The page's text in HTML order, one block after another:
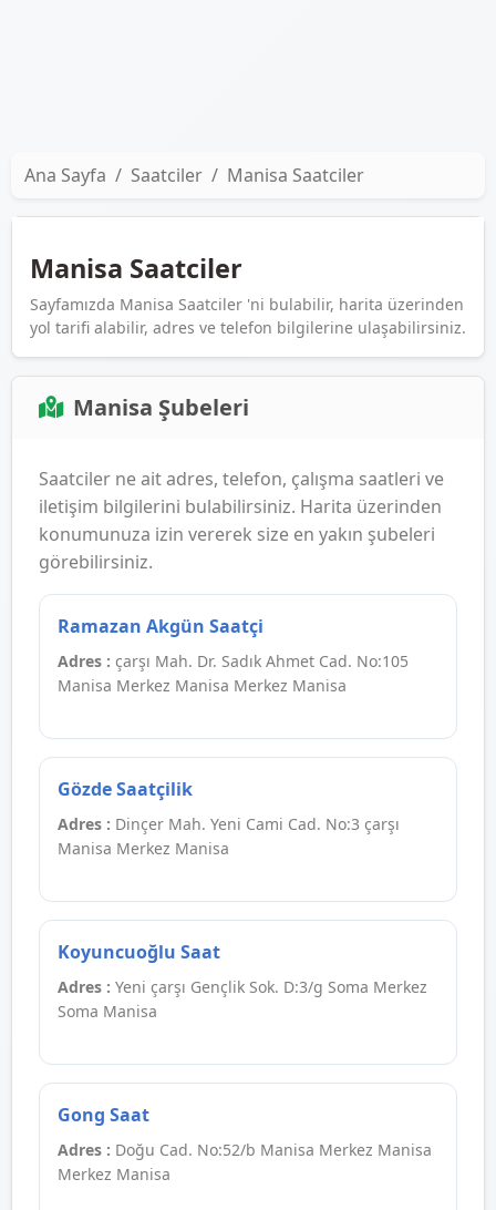
Ana Sayfa Saatciler Manisa Saatciler
Manisa Saatciler
Sayfamızda Manisa Saatciler 'ni bulabilir, harita üzerinden
yol tarifi alabilir, adres ve telefon bilgilerine ulaşabilirsiniz.
Manisa Şubeleri
Saatciler ne ait adres, telefon, çalışma saatleri ve
iletişim bilgilerini bulabilirsiniz. Harita üzerinden
konumunuza izin vererek size en yakın şubeleri
görebilirsiniz.
Ramazan Akgün Saatçi
Adres : çarşı Mah. Dr. Sadık Ahmet Cad. No:105
Manisa Merkez Manisa Merkez Manisa
Gözde Saatçilik
Adres : Dinçer Mah. Yeni Cami Cad. No:3 çarşı
Manisa Merkez Manisa
Koyuncuoğlu Saat
Adres : Yeni çarşı Gençlik Sok. D:3/g Soma Merkez
Soma Manisa
Gong Saat
Adres : Doğu Cad. No:52/b Manisa Merkez Manisa
Merkez Manisa